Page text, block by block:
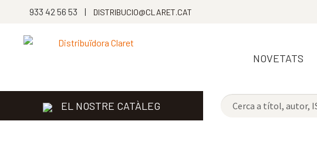
933 42 56 53 | DISTRIBUCIO@CLARET.CAT
NOVETATS
EL NOSTRE CATÀLEG